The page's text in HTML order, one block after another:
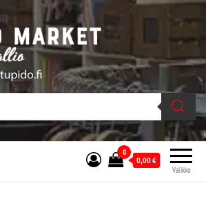
– verkossa ja kivijalassa
Stupido Market on vaihtoehtomusaan
erikoistunut verkko- sekä
kivijalkakauppa Helsingissä Kallion
sydämessä.
Valikko
0
0,00€